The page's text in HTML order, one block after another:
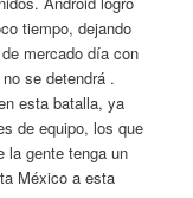
tiempo, dejando
mercado día con
se detendrá .
esta batalla, ya
de equipo, los que
la gente tenga un
México a esta